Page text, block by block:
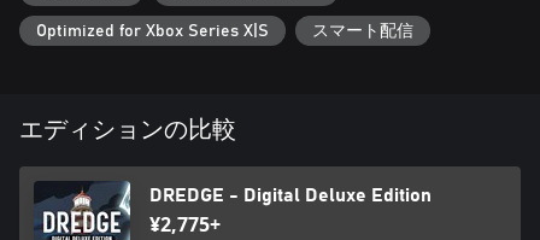
Optimized for Xbox Series X|S スマート配信
エディションの比較
DREDGE - Digital Deluxe Edition
¥2,775+